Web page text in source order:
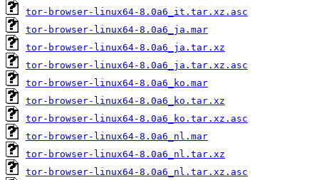
tor-browser-linux64-8.0a6_it.tar.xz.asc
tor-browser-linux64-8.0a6_ja.mar
tor-browser-linux64-8.0a6_ja.tar.xz
tor-browser-linux64-8.0a6_ja.tar.xz.asc
tor-browser-linux64-8.0a6_ko.mar
tor-browser-linux64-8.0a6_ko.tar.xz
tor-browser-linux64-8.0a6_ko.tar.xz.asc
tor-browser-linux64-8.0a6_nl.mar
tor-browser-linux64-8.0a6_nl.tar.xz
tor-browser-linux64-8.0a6_nl.tar.xz.asc